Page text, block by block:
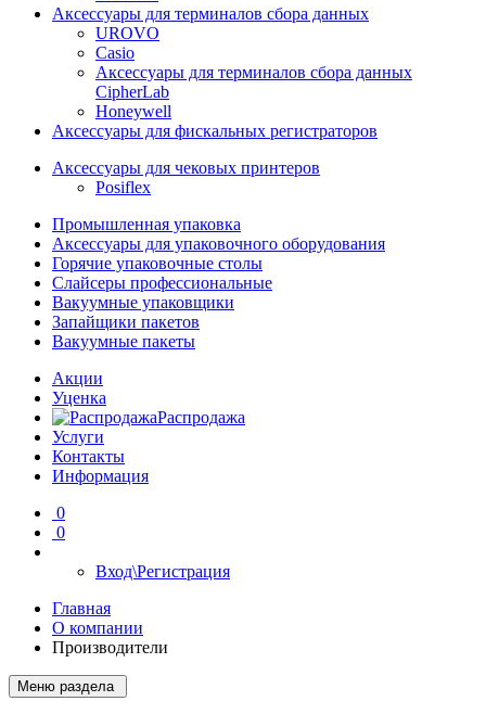
Аксессуары для терминалов сбора данных
UROVO
Casio
Аксессуары для терминалов сбора данных
CipherLab
Honeywell
Аксессуары для фискальных регистраторов
Аксессуары для чековых принтеров
Posiflex
Промышленная упаковка
Аксессуары для упаковочного оборудования
Горячие упаковочные столы
Слайсеры профессиональные
Вакуумные упаковщики
Запайщики пакетов
Вакуумные пакеты
Акции
Уценка
Распродажа
Услуги
Контакты
Информация
0
0
Вход\Регистрация
Главная
О компании
Производители
Меню раздела